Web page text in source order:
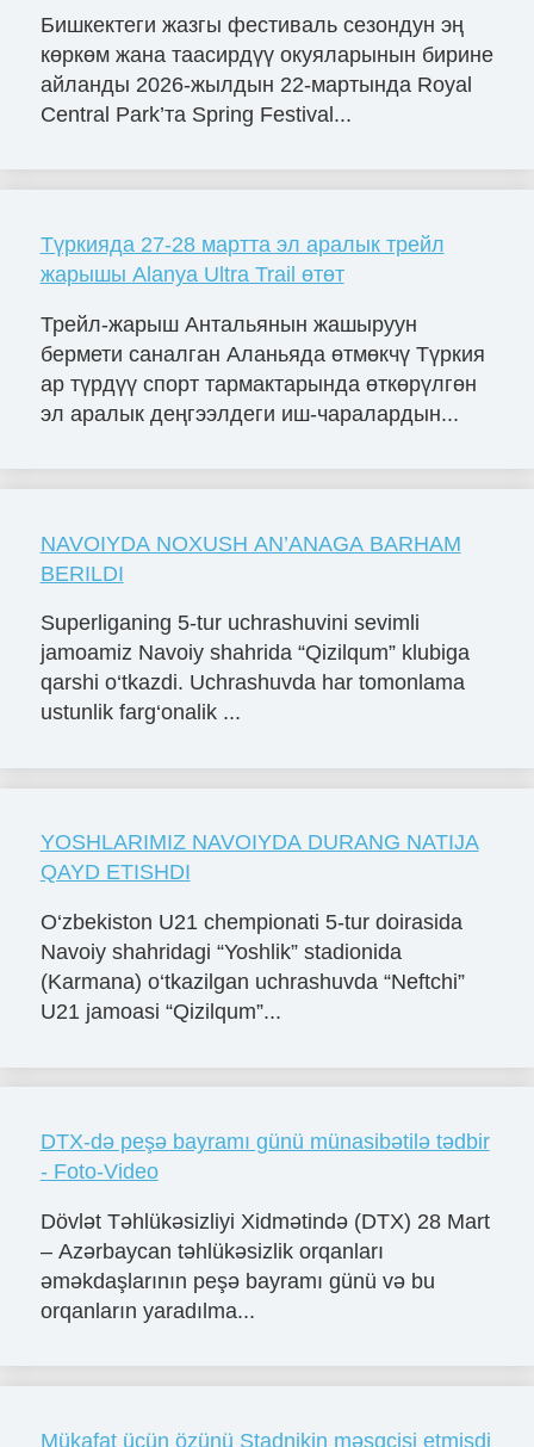
Бишкектеги жазгы фестиваль сезондун эң
көркөм жана таасирдүү окуяларынын бирине
айланды 2026-жылдын 22-мартында Royal
Central Park’та Spring Festival...
Түркияда 27-28 мартта эл аралык трейл
жарышы Alanya Ultra Trail өтөт
Трейл-жарыш Антальянын жашыруун
бермети саналган Аланьяда өтмөкчү Түркия
ар түрдүү спорт тармактарында өткөрүлгөн
эл аралык деңгээлдеги иш-чаралардын...
NAVOIYDA NOXUSH AN’ANAGA BARHAM
BERILDI
Superliganing 5-tur uchrashuvini sevimli
jamoamiz Navoiy shahrida “Qizilqum” klubiga
qarshi o‘tkazdi. Uchrashuvda har tomonlama
ustunlik farg‘onalik ...
YOSHLARIMIZ NAVOIYDA DURANG NATIJA
QAYD ETISHDI
O‘zbekiston U21 chempionati 5-tur doirasida
Navoiy shahridagi “Yoshlik” stadionida
(Karmana) o‘tkazilgan uchrashuvda “Neftchi”
U21 jamoasi “Qizilqum”...
DTX-də peşə bayramı günü münasibətilə tədbir
- Foto-Video
Dövlət Təhlükəsizliyi Xidmətində (DTX) 28 Mart
– Azərbaycan təhlükəsizlik orqanları
əməkdaşlarının peşə bayramı günü və bu
orqanların yaradılma...
Mükafat üçün özünü Stadnikin məşqçisi etmişdi